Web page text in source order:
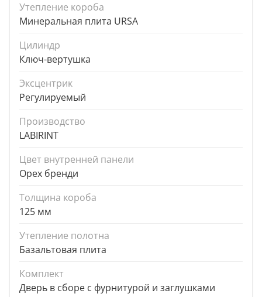
Утепление короба
Минеральная плита URSA
Цилиндр
Ключ-вертушка
Эксцентрик
Регулируемый
Производство
LABIRINT
Цвет внутренней панели
Орех бренди
Толщина короба
125 мм
Утепление полотна
Базальтовая плита
Комплект
Дверь в сборе с фурнитурой и заглушками